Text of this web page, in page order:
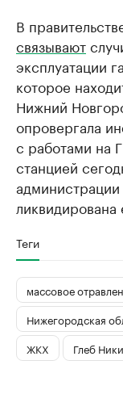
В
связывают
эксплуатации
которое
Нижний
опровергала
с работами на
станцией
Теги
массовое
Нижегородская
ЖКХ
Глеб